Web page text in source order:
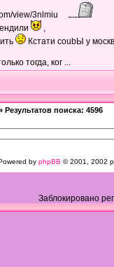
view/3nlmiu
,
Кстати coubЫ у
тогда, ког ...
Результатов поиска: 4596
by phpBB © 2001, 2002
Заблокировано